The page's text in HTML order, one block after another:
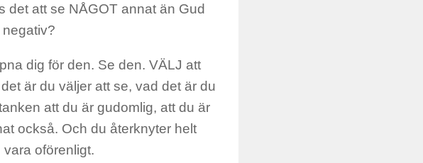
det att se NÅGOT annat än Gud
dig för den. Se den. VÄLJ att
är du väljer att se, vad det är du
att du är gudomlig, att du är
också. Och du återknyter helt
oförenligt.